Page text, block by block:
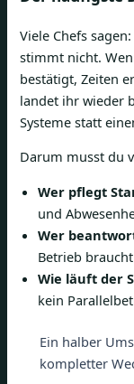
Viele Chefs
stimmt nicht.
bestätigt, Zeiten
landet ihr wieder
Systeme statt
Darum musst du
Wer pflegt
und
Wer
Betrieb
Wie läuft der
kein
Ein halber
kompletter